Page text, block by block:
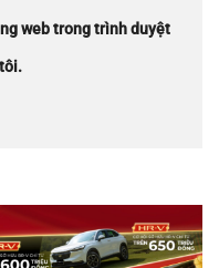
web trong trình duyệt